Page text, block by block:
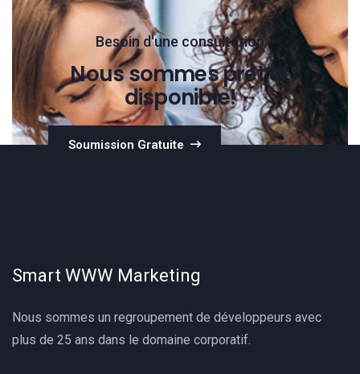
Besoin d'une consultation
Nous sommes pret et
disponible!
Soumission Gratuite
Smart WWW Marketing
Nous sommes un regroupement de développeurs avec
plus de 25 ans dans le domaine corporatif.